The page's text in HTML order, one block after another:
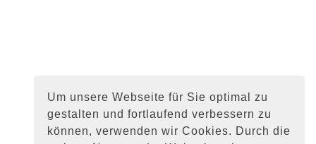
Um unsere Webseite für Sie optimal zu
gestalten und fortlaufend verbessern zu
können, verwenden wir Cookies. Durch die